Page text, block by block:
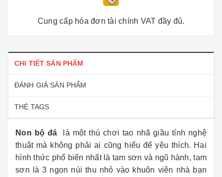
Cung cấp hóa đơn tài chính VAT đầy đủ.
CHI TIẾT SẢN PHẨM
ĐÁNH GIÁ SẢN PHẨM
THẺ TAGS
Non bộ đá là một thú chơi tao nhã giầu tính nghệ
thuật mà không phải ai cũng hiểu để yêu thích. Hai
hình thức phổ biến nhất là tam sơn và ngũ hành, tam
sơn là 3 ngọn núi thu nhỏ vào khuôn viên nhà bạn